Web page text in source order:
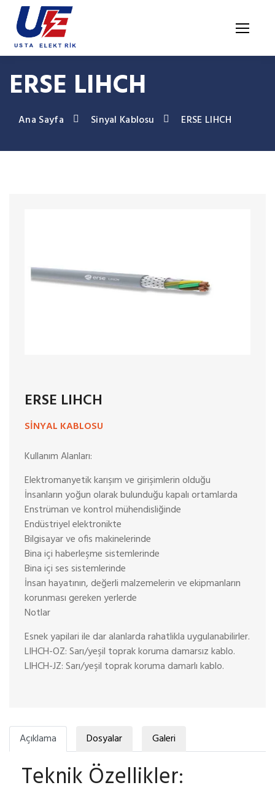
Ana Sayfa
Ürünler
TR / Ara
ERSE LIHCH
Ana Sayfa Sinyal Kablosu ERSE LIHCH
ERSE LIHCH
SINYAL KABLOSU
Kullanım Alanları:
Elektromanyetik karışım ve girişimlerin olduğu
İnsanların yoğun olarak bulunduğu kapalı ortamlarda
Enstrüman ve kontrol mühendisliğinde
Endüstriyel elektronikte
Bilgisayar ve ofis makinelerinde
Bina içi haberleşme sistemlerinde
Bina içi ses sistemlerinde
İnsan hayatının, değerli malzemelerin ve ekipmanların
korunması gereken yerlerde
Notlar
Esnek yapilari ile dar alanlarda rahatlikla uygulanabilirler.
LIHCH-OZ: Sarı/yeşil toprak koruma damarsız kablo.
LIHCH-JZ: Sarı/yeşil toprak koruma damarlı kablo.
Açıklama Dosyalar Galeri
Teknik Özellikler: